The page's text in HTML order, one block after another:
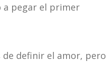
a pegar el primer
de definir el amor, pero